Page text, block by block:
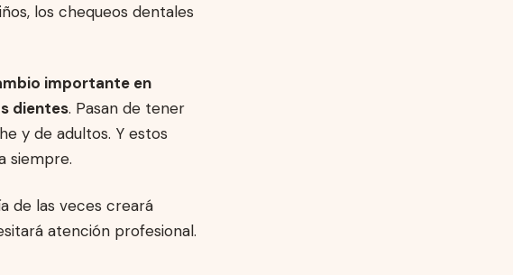
los chequeos dentales
importante en
dientes. Pasan de tener
y de adultos. Y estos
siempre.
de las veces creará
atención profesional.